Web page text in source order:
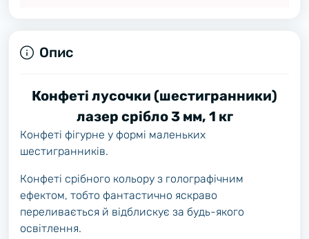
Опис
Конфеті лусочки (шестигранники)
лазер срібло 3 мм, 1 кг
Конфеті фігурне у формі маленьких
шестигранників.
Конфеті срібного кольору з голографічним
ефектом, тобто фантастично яскраво
переливається й відблискує за будь-якого
освітлення.